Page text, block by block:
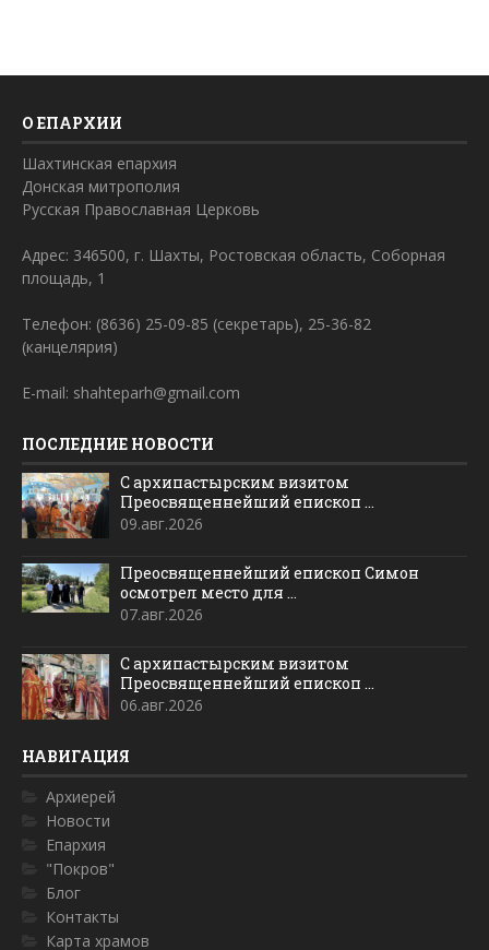
О ЕПАРХИИ
Шахтинская епархия
Донская митрополия
Русская Православная Церковь
Адрес: 346500, г. Шахты, Ростовская область, Соборная
площадь, 1
Телефон: (8636) 25-09-85 (секретарь), 25-36-82
(канцелярия)
E-mail: shahteparh@gmail.com
ПОСЛЕДНИЕ НОВОСТИ
С архипастырским визитом
Преосвященнейший епископ ...
09.авг.2026
Преосвященнейший епископ Симон
осмотрел место для ...
07.авг.2026
С архипастырским визитом
Преосвященнейший епископ ...
06.авг.2026
НАВИГАЦИЯ
Архиерей
Новости
Епархия
"Покров"
Блог
Контакты
Карта храмов